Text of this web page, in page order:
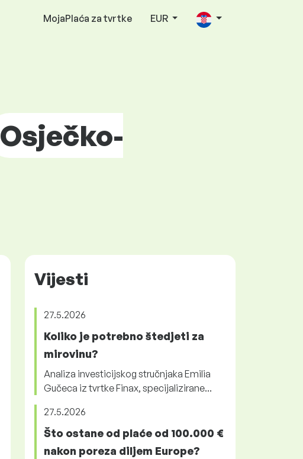
MojaPlaća za tvrtke EUR
Osječko-
Vijesti
27.5.2026
Koliko je potrebno štedjeti za
mirovinu?
Analiza investicijskog stručnjaka Emilia
Gučeca iz tvrtke Finax, specijalizirane...
27.5.2026
Što ostane od plaće od 100.000 €
nakon poreza diljem Europe?